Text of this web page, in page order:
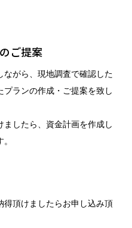
ご提案
がら、現地調査で確認した
ランの作成・ご提案を致し
ましたら、資金計画を作成し
得頂けましたらお申し込み頂